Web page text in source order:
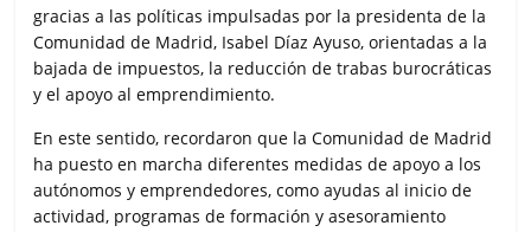
gracias a las políticas impulsadas por la presidenta de la
Comunidad de Madrid, Isabel Díaz Ayuso, orientadas a la
bajada de impuestos, la reducción de trabas burocráticas
y el apoyo al emprendimiento.
En este sentido, recordaron que la Comunidad de Madrid
ha puesto en marcha diferentes medidas de apoyo a los
autónomos y emprendedores, como ayudas al inicio de
actividad, programas de formación y asesoramiento